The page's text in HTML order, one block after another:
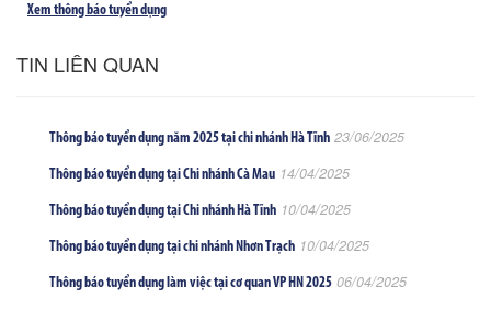
Xem thông báo tuyển dụng
TIN LIÊN QUAN
Thông báo tuyển dụng năm 2025 tại chi nhánh Hà Tĩnh 23/06/2025
Thông báo tuyển dụng tại Chi nhánh Cà Mau 14/04/2025
Thông báo tuyển dụng tại Chi nhánh Hà Tĩnh 10/04/2025
Thông báo tuyển dụng tại chi nhánh Nhơn Trạch 10/04/2025
Thông báo tuyển dụng làm việc tại cơ quan VP HN 2025 06/04/2025